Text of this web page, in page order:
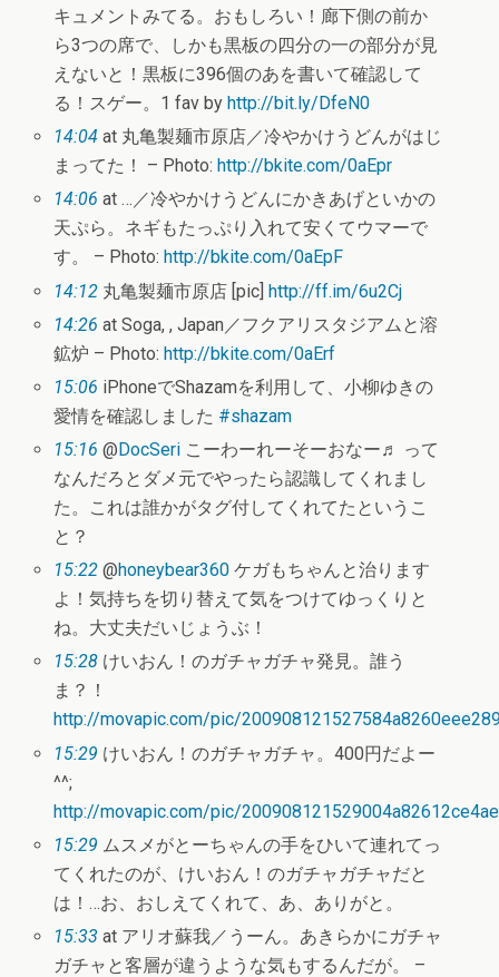
キュメントみてる。おもしろい！廊下側の前か
ら3つの席で、しかも黒板の四分の一の部分が見
えないと！黒板に396個のあを書いて確認して
る！スゲー。1 fav byhttp://bit.ly/DfeN0
14:04 at 丸亀製麺市原店／冷やかけうどんがはじ
まってた！ – Photo: http://bkite.com/0aEpr
14:06 at …／冷やかけうどんにかきあげといかの
天ぷら。ネギもたっぷり入れて安くてウマーで
す。 – Photo: http://bkite.com/0aEpF
14:12 丸亀製麺市原店 [pic]http://ff.im/6u2Cj
14:26 at Soga, , Japan／フクアリスタジアムと溶
鉱炉 – Photo:http://bkite.com/0aErf
15:06 iPhoneでShazamを利用して、小柳ゆきの
愛情を確認しました #shazam
15:16 @DocSeri こーわーれーそーおなー♬ って
なんだろとダメ元でやったら認識してくれまし
た。これは誰かがタグ付してくれてたというこ
と？
15:22 @honeybear360 ケガもちゃんと治ります
よ！気持ちを切り替えて気をつけてゆっくりと
ね。大丈夫だいじょうぶ！
15:28 けいおん！のガチャガチャ発見。誰う
ま？！
http://movapic.com/pic/
15:29 けいおん！のガチャガチャ。400円だよー
^^;
http://movapic.com/pic/
15:29 ムスメがとーちゃんの手をひいて連れてっ
てくれたのが、けいおん！のガチャガチャだと
は！…お、おしえてくれて、あ、ありがと。
15:33 at アリオ蘇我／うーん。あきらかにガチャ
ガチャと客層が違うような気もするんだが。 –